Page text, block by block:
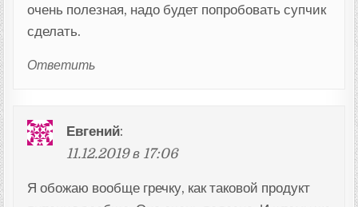
очень полезная, надо будет попробовать супчик
сделать.
Ответить
Евгений:
11.12.2019 в 17:06
Я обожаю вообще гречку, как таковой продукт